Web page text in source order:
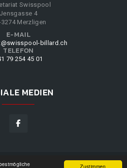
Zustimmen
Swisspool
Jensgasse 4
3274 Merzligen
E-MAIL
billard.ch
TELEFON
79 254 45 01
MEDIEN
|DESIGN BY UNSERE